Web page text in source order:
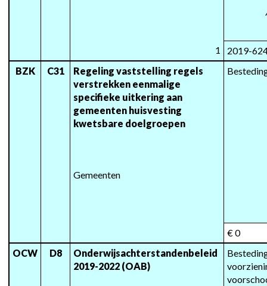
1
2019-
BZK
C31
Regeling vaststelling regels
verstrekken eenmalige
specifieke uitkering aan
gemeenten huisvesting
kwetsbare doelgroepen
Gemeenten
€ 0
OCW
D8
Onderwijsachterstandenbeleid
2019-2022 (OAB)